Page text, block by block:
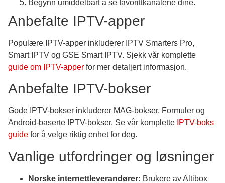
Begynn umiddelbart å se favorittkanalene dine.
Anbefalte IPTV-apper
Populære IPTV-apper inkluderer IPTV Smarters Pro,
Smart IPTV og GSE Smart IPTV. Sjekk vår komplette
guide om IPTV-apper for mer detaljert informasjon.
Anbefalte IPTV-bokser
Gode IPTV-bokser inkluderer MAG-bokser, Formuler og
Android-baserte IPTV-bokser. Se vår komplette IPTV-boks
guide for å velge riktig enhet for deg.
Vanlige utfordringer og løsninger
Norske internettleverandører: Brukere av Altibox